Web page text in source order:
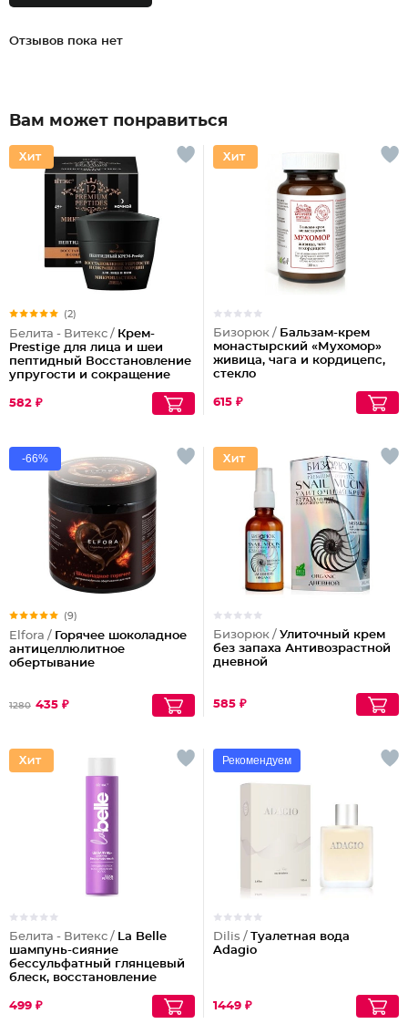
Отзывов пока нет
Вам может понравиться
(2)
Белита - Витекс / Крем-
Prestige для лица и шеи
пептидный Восстановление
упругости и сокращение
582 ₽
Бизорюк / Бальзам-крем
монастырский «Мухомор»
живица, чага и кордицепс,
стекло
615 ₽
-66%
(9)
Elfora / Горячее шоколадное
антицеллюлитное
обертывание
1280 435 ₽
Бизорюк / Улиточный крем
без запаха Антивозрастной
дневной
585 ₽
Белита - Витекс / La Belle
шампунь-сияние
бессульфатный глянцевый
блеск, восстановление
499 ₽
Рекомендуем
Dilis / Туалетная вода
Adagio
1449 ₽